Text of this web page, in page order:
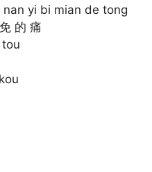
yi bi mian de tong
的 痛